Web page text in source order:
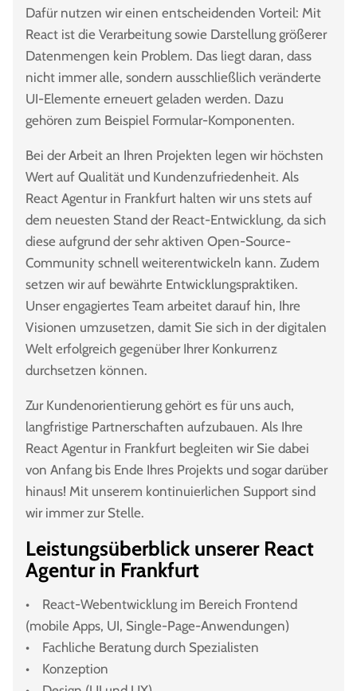
Dafür nutzen wir einen entscheidenden Vorteil: Mit
React ist die Verarbeitung sowie Darstellung größerer
Datenmengen kein Problem. Das liegt daran, dass
nicht immer alle, sondern ausschließlich veränderte
UI-Elemente erneuert geladen werden. Dazu
gehören zum Beispiel Formular-Komponenten.
Bei der Arbeit an Ihren Projekten legen wir höchsten
Wert auf Qualität und Kundenzufriedenheit. Als
React Agentur in Frankfurt halten wir uns stets auf
dem neuesten Stand der React-Entwicklung, da sich
diese aufgrund der sehr aktiven Open-Source-
Community schnell weiterentwickeln kann. Zudem
setzen wir auf bewährte Entwicklungspraktiken.
Unser engagiertes Team arbeitet darauf hin, Ihre
Visionen umzusetzen, damit Sie sich in der digitalen
Welt erfolgreich gegenüber Ihrer Konkurrenz
durchsetzen können.
Zur Kundenorientierung gehört es für uns auch,
langfristige Partnerschaften aufzubauen. Als Ihre
React Agentur in Frankfurt begleiten wir Sie dabei
von Anfang bis Ende Ihres Projekts und sogar darüber
hinaus! Mit unserem kontinuierlichen Support sind
wir immer zur Stelle.
Leistungsüberblick unserer React
Agentur in Frankfurt
• React-Webentwicklung im Bereich Frontend
(mobile Apps, UI, Single-Page-Anwendungen)
• Fachliche Beratung durch Spezialisten
• Konzeption